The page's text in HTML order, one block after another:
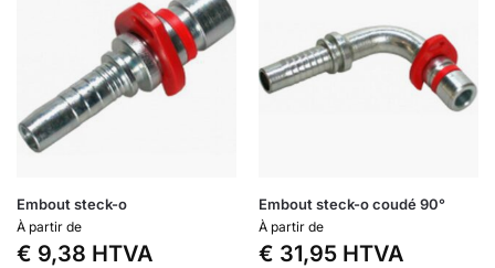
Embout steck-o
À partir de
€ 9,38 HTVA
Embout steck-o coudé 90°
À partir de
€ 31,95 HTVA